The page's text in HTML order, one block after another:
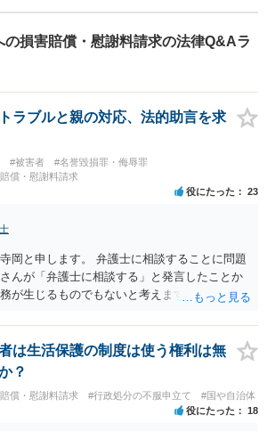
にご相談ください！皆様に寄
り添い、納得の解決を目指し
ます。
の損害賠償・慰謝料請求の法律Q&Aラ
ラブルと親の対応、法的助言を求
#被害者
#名誉毀損罪・侮辱罪
償・慰謝料請求
役にたった 23
岡と申します。 弁護士に相談することに問題
んが「弁護士に相談する」と発言したことか
が生じるものでもないと考えます。 経緯から
口もありますし、一度相談だけでもしてはい
は生活保護の制度は使う権利は無
？
償・慰謝料請求 #行政処分の不服申立て #国や自治体
役にたった 18